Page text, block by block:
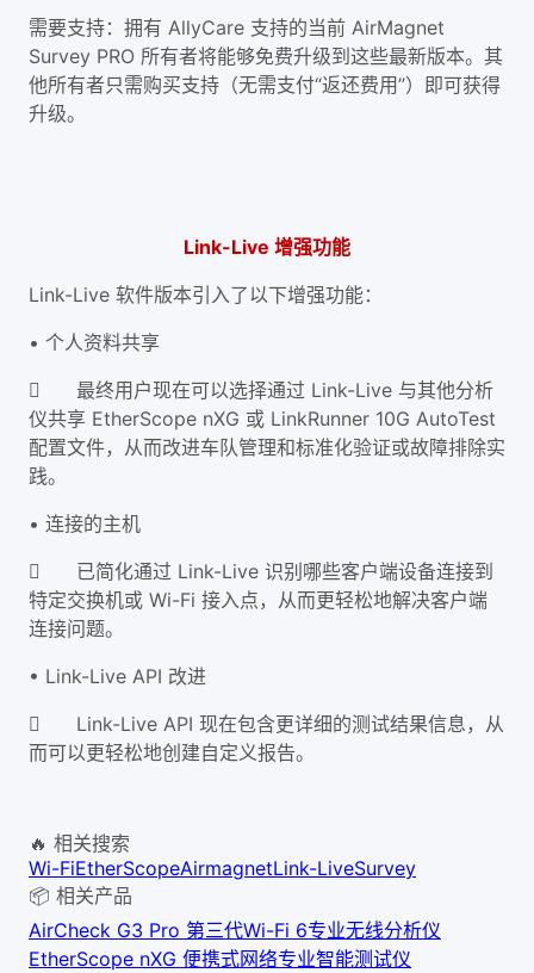
需要支持：拥有 AllyCare 支持的当前 AirMagnet
Survey PRO 所有者将能够免费升级到这些最新版本。其
他所有者只需购买支持（无需支付“返还费用”）即可获得
升级。
Link-Live 增强功能
Link-Live 软件版本引入了以下增强功能：
• 个人资料共享

最终用户现在可以选择通过 Link-Live 与其他分析
仪共享 EtherScope nXG 或 LinkRunner 10G AutoTest
配置文件，从而改进车队管理和标准化验证或故障排除实
践。
• 连接的主机

已简化通过 Link-Live 识别哪些客户端设备连接到
特定交换机或 Wi-Fi 接入点，从而更轻松地解决客户端
连接问题。
• Link-Live API 改进

Link-Live API 现在包含更详细的测试结果信息，从
而可以更轻松地创建自定义报告。
🔥 相关搜索
Wi-FiEtherScopeAirmagnetLink-LiveSurvey
📦 相关产品
AirCheck G3 Pro 第三代Wi-Fi 6专业无线分析仪
EtherScope nXG 便携式网络专业智能测试仪